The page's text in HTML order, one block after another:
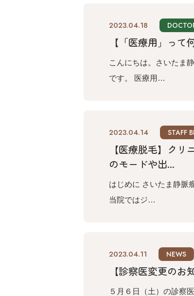
2023.04.18
【「医療用」って
こんにちは。さいたま
です。 医療用…
2023.04.14 STAFF
【医療脱毛】クリ
のモードや出...
はじめに さいたま静脈
当院ではジ…
2023.04.11 NEWS
【診察医変更のお
５月６日（土）の診察